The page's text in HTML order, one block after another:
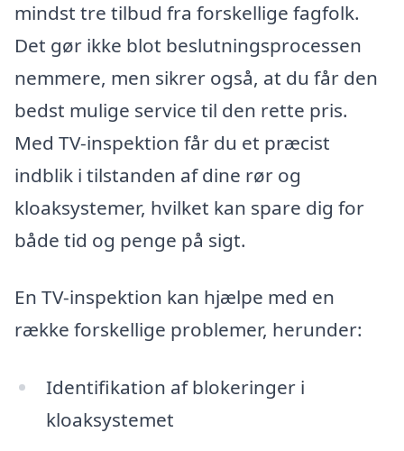
mindst tre tilbud fra forskellige fagfolk.
Det gør ikke blot beslutningsprocessen
nemmere, men sikrer også, at du får den
bedst mulige service til den rette pris.
Med TV-inspektion får du et præcist
indblik i tilstanden af dine rør og
kloaksystemer, hvilket kan spare dig for
både tid og penge på sigt.
En TV-inspektion kan hjælpe med en
række forskellige problemer, herunder:
Identifikation af blokeringer i
kloaksystemet